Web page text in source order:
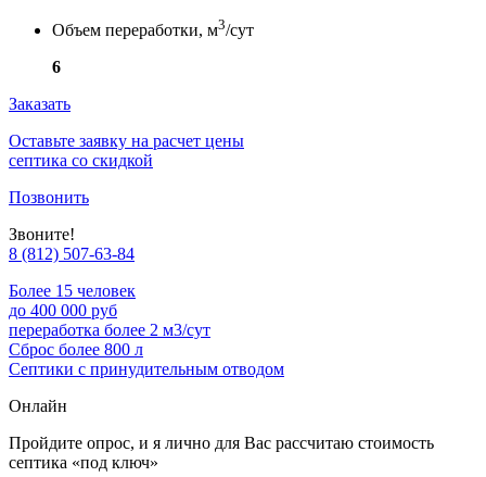
Объем переработки, м3/сут
6
Заказать
Оставьте заявку на расчет цены
септика со скидкой
Позвонить
Звоните!
8 (812) 507-63-84
Более 15 человек
до 400 000 руб
переработка более 2 м3/сут
Сброс более 800 л
Септики с принудительным отводом
Онлайн
Пройдите опрос, и я лично для Вас рассчитаю стоимость
септика «под ключ»